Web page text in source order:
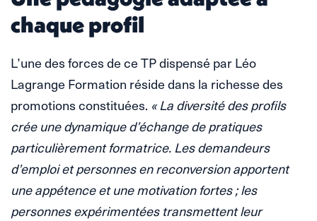
chaque profil
L’une des forces de ce TP dispensé par Léo
Lagrange Formation réside dans la richesse des
promotions constituées. « La diversité des profils
crée une dynamique d’échange de pratiques
particulièrement formatrice. Les demandeurs
d’emploi et personnes en reconversion apportent
une appétence et une motivation fortes ; les
personnes expérimentées transmettent leur